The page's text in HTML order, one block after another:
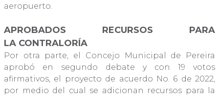
aeropuerto.
APROBADOS RECURSOS PARA
LA CONTRALORÍA
Por otra parte, el Concejo Municipal de Pereira
aprobó en segundo debate y con 19 votos
afirmativos, el proyecto de acuerdo No. 6 de 2022,
por medio del cual se adicionan recursos para la